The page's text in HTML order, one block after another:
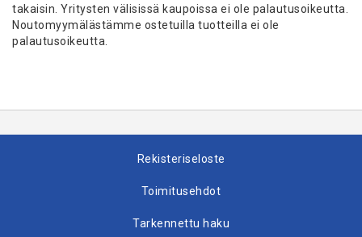
takaisin. Yritysten välisissä kaupoissa ei ole palautusoikeutta.
Noutomyymälästämme ostetuilla tuotteilla ei ole
palautusoikeutta.
Rekisteriseloste
Toimitusehdot
Tarkennettu haku